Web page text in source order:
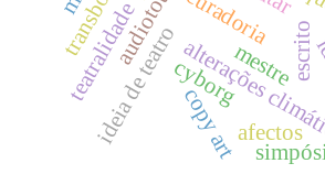
escrito
curadoria
alterações
audiotour
ideia de teatro
teatralidade cyborg
copy artafectos
mestre